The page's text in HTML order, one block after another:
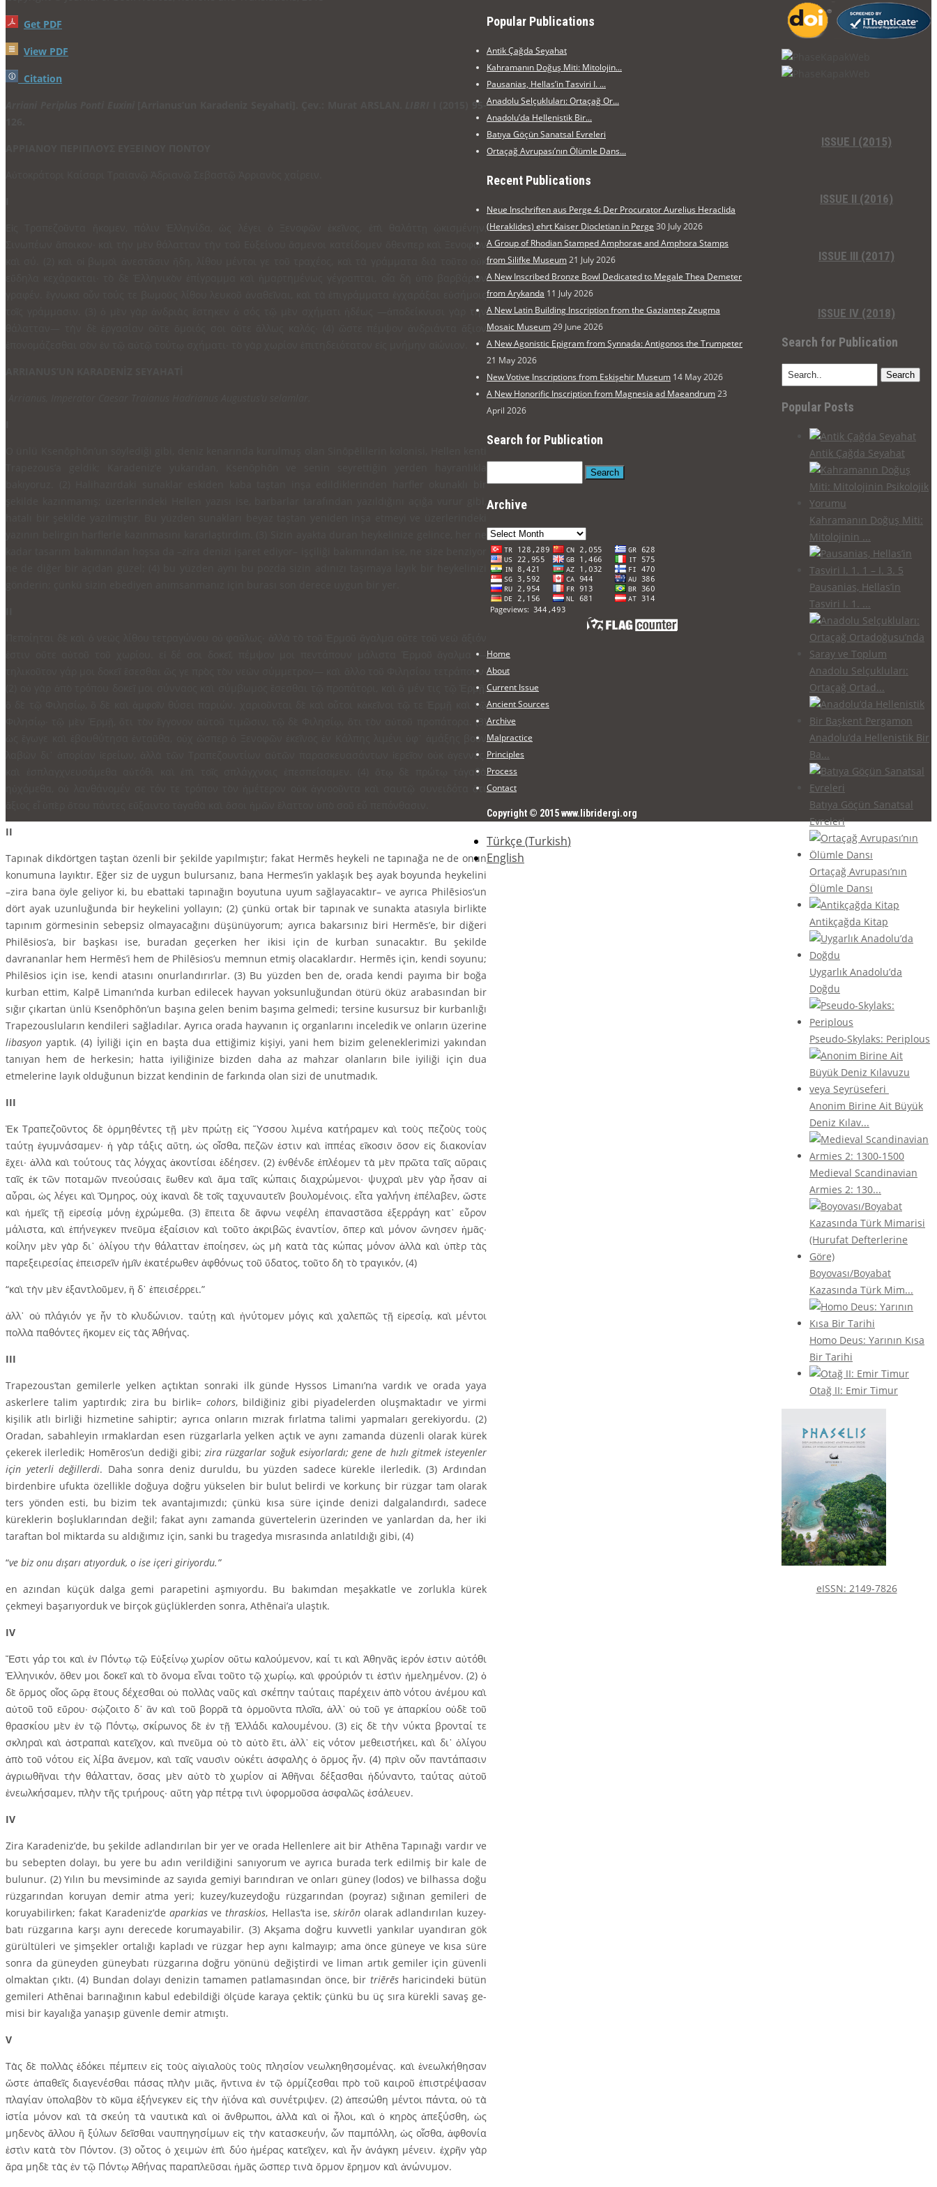
Get PDF
View PDF
Citation
I (2015) 95-
Σινωπέων ἄποικον∙ καὶ τὴν μὲν θάλατταν τὴν τοῦ Εὐξείνου ἄσμενοι κατείδομεν ὅθενπερ καὶ Ξενοφῶν
εὔδηλα κεχάρακται∙ τὸ δὲ Ἑλληνικὸν ἐπίγραμμα καὶ ἡμαρτη­μένως γέγραπται, οἷα δὴ ὑπὸ βαρβάρων
τοῖς γράμμασιν. (3) ὁ μὲν γὰρ ἀνδριὰς ἕστηκεν ὁ σός τῷ μὲν σχήματι ἡδέως —ἀποδείκνυσι γὰρ τὴν
ἐστιν οὔτε αὐτοῦ τοῦ χωρίου. εἰ δέ σοι δοκεῖ, πέμψον μοι πεντάπουν μάλιστα Ἑρμοῦ ἄγαλμα —
τηλικοῦτον γάρ μοι δοκεῖ ἔσεσθαι ὥς γε πρὸς τὸν νεὼν σύμμετρον— καὶ ἄλλο τοῦ Φιλησίου τετράπουν∙
(2) οὐ γὰρ ἀπὸ τρόπου δοκεῖ μοι σύνναος καὶ σύμβωμος ἔσεσθαι τῷ προπάτορι, καὶ ὃ μέν τις τῷ Ἑρμῇ,
ὃ δὲ τῷ Φιλησίῳ, ὃ δὲ καὶ ἀμφοῖν θύσει παριών. χαριοῦνται δὲ καὶ οὗτοι κἀκεῖνοι τῷ τε Ἑρμῇ καὶ τῷ
Φιλησίῳ∙ τῷ μὲν Ἑρμῇ, ὅτι τὸν ἔγγονον αὐτοῦ τιμῶσιν, τῷ δὲ Φιλησίῳ, ὅτι τὸν αὐτοῦ προπάτορα. (3)
ὡς ἔγωγε καὶ ἐβουθύτησα ἐνταῦθα, οὐχ ὥσπερ ὁ Ξενοφῶν ἐκεῖνος ἐν Κάλπης λιμένι ὑφ᾽ ἁμάξης βοῦν
λαβὼν δι᾽ ἀπορίαν ἱερείων, ἀλλὰ τῶν Τραπεζουντίων αὐτῶν παρασκευασάντων ἱερεῖον οὐκ ἀγεννές.
καὶ ἐσπλαγχνευσάμεθα αὐτόθι καὶ ἐπὶ τοῖς σπλάγχνοις ἐπεσπείσαμεν. (4) ὅτῳ δὲ πρώτῳ τἀγαθὰ
ηὐχόμεθα, οὐ λανθάνομέν σε τόν τε τρόπον τὸν ἡμέτερον οὐκ ἀγνοοῦντα καὶ σαυτῷ συνειδότα ὅτι
II
Tapınak dikdörtgen taştan özenli bir şekilde yapılmıştır; fakat Hermēs heykeli ne tapınağa ne de onun
konumuna layıktır. Eğer siz de uygun bulursanız, bana Hermes’in yaklaşık beş ayak bo­yunda heykelini
–zira bana öyle geliyor ki, bu ebattaki tapınağın boyutuna uyum sağlayacaktır– ve ay­rıca Philēsios’un
dört ayak uzunlu­ğunda bir heykelini yollayın; (2) çünkü ortak bir tapınak ve sunakta atasıyla birlikte
tapınım görmesinin sebepsiz olmayacağını düşünüyorum; ayrıca bakar­sınız biri Hermēs’e, bir diğeri
Philēsios’a, bir başkası ise, buradan geçerken her ikisi için de kurban sunacaktır. Bu şekilde
davrananlar hem Hermēs’i hem de Philēsios’u memnun etmiş olacaklardır. Hermēs için, kendi soyunu;
Philēsios için ise, kendi atasını onurlandırırlar. (3) Bu yüzden ben de, orada kendi payıma bir boğa
kurban ettim, Kalpē Limanı’nda kurban edilecek hayvan yoksunluğundan ötürü öküz arabasından bir
sığır çıkartan ünlü Ksenōphōn’un başına gelen benim başıma gelmedi; tersine kusursuz bir kurbanlığı
Trape­zousluların kendileri sağladılar. Ayrıca orada hayva­nın iç organlarını inceledik ve onların üzerine
libasyon yaptık. (4) İyiliği için en başta dua ettiğimiz ki­şiyi, yani hem bizim geleneklerimizi yakından
tanıyan hem de herkesin; hatta iyiliğinize bizden daha az mahzar olanların bile iyiliği için dua
etmelerine layık olduğunun bizzat kendinin de farkında olan sizi de unut­madık.
ΙΙΙ
Ἐκ Τραπεζοῦντος δὲ ὁρμηθέντες τῇ μὲν πρώτῃ εἰς Ὕσσου λιμένα κατήραμεν καὶ τοὺς πεζοὺς τοὺς
ταύτῃ ἐγυμνάσαμεν∙ ἡ γὰρ τάξις αὕτη, ὡς οἶσθα, πεζῶν ἐστιν καὶ ἱππέας εἴκοσιν ὅσον εἰς διακονίαν
ἔχει∙ ἀλλὰ καὶ τούτους τὰς λόγχας ἀκοντίσαι ἐδέησεν. (2) ἐνθένδε ἐπλέομεν τὰ μὲν πρῶτα ταῖς αὔραις
ταῖς ἐκ τῶν ποταμῶν πνεούσαις ἕωθεν καὶ ἅμα ταῖς κώπαις διαχρώμενοι∙ ψυχραὶ μὲν γὰρ ἦσαν αἱ
αὖραι, ὡς λέγει καὶ Ὅμηρος, οὐχ ἱκαναὶ δὲ τοῖς ταχυναυτεῖν βουλομένοις. εἶτα γαλήνη ἐπέλαβεν, ὥστε
καὶ ἡμεῖς τῇ εἰρεσίᾳ μόνῃ ἐχρώμεθα. (3) ἔπειτα δὲ ἄφνω νεφέλη ἐπαναστᾶσα ἐξερράγη κατ᾽ εὖρον
μάλιστα, καὶ ἐπή­νεγκεν πνεῦμα ἐξαίσιον καὶ τοῦτο ἀκριβῶς ἐναντίον, ὅπερ καὶ μόνον ὤνησεν ἡμᾶς∙
κοίλην μὲν γὰρ δι᾽ ὀλίγου τὴν θάλατταν ἐποίησεν, ὡς μὴ κατὰ τὰς κώπας μόνον ἀλλὰ καὶ ὑπὲρ τὰς
παρεξειρεσίας ἐπεισρεῖν ἡμῖν ἐκατέρωθεν ἀφθόνως τοῦ ὕδατος, τοῦτο δὴ τὸ τραγικόν, (4)
“καὶ τὴν μὲν ἐξαντλοῦμεν, ἣ δ᾽ ἐπεισέρρει.”
ἀλλ᾽ οὐ πλάγιόν γε ἦν τὸ κλυδώνιον. ταύτῃ καὶ ἠνύτομεν μόγις καὶ χαλεπῶς τῇ εἰρεσίᾳ, καὶ μέντοι
πολλὰ παθόν­τες ἥκομεν εἰς τὰς Ἀθήνας.
III
Trapezous’tan gemilerle yelken açtıktan sonraki ilk günde Hyssos Limanı’na vardık ve orada yaya
askerlere talim yaptırdık; zira bu birlik= cohors, bildiğiniz gibi piyadelerden oluşmaktadır ve yirmi
kişilik atlı birliği hizmetine sahiptir; ayrıca onların mızrak fırlatma talimi yapmaları gerekiyordu. (2)
Oradan, sabahleyin ırmaklardan esen rüzgarlarla yelken açtık ve aynı zamanda düzenli olarak kürek
çekerek ilerledik; Homēros’un dediği gibi;zira rüzgarlar soğuk esiyorlardı; gene de hızlı gitmek isteyenler
için yeterli değillerdi. Daha sonra deniz duruldu, bu yüzden sadece kürekle ilerledik. (3) Ardından
birdenbire ufukta özellikle doğuya doğru yükselen bir bulut belirdi ve korkunç bir rüzgar tam olarak
ters yönden esti, bu bizim tek avantajımızdı; çünkü kısa süre içinde denizi dalgalandırdı, sadece
küreklerin boşluklarından değil; fakat aynı zamanda güvertelerin üzerinden ve yanlar­dan da, her iki
taraftan bol miktarda su aldığımız için, sanki bu tragedya mısrasında anlatıldığı gibi, (4)
“ve biz onu dışarı atıyorduk, o ise içeri giriyordu.”
en azından küçük dalga gemi parapetini aşmıyordu. Bu bakımdan meşakkatle ve zorlukla kürek
çekmeyi ba­şarıyorduk ve birçok güçlüklerden sonra, Athēnai’a ulaş­tık.
ΙV
Ἔστι γάρ τοι καὶ ἐν Πόντῳ τῷ Εὐξείνῳ χωρίον οὕτω καλούμενον, καί τι καὶ Ἀθηνᾶς ἱερόν ἐστιν αὐτόθι
Ἑλληνικόν, ὅθεν μοι δοκεῖ καὶ τὸ ὄνομα εἶναι τοῦτο τῷ χωρίῳ, καὶ φρούριόν τι ἐστὶν ἠμελημένον. (2) ὁ
δὲ ὅρμος οἷος ὥρᾳ ἔτους δέχεσθαι οὐ πολλὰς ναῦς καὶ σκέπην ταύ­ταις παρέχειν ἀπὸ νότου ἀνέμου καὶ
αὐτοῦ τοῦ εὔρου∙ σῴζοιτο δ᾽ ἂν καὶ τοῦ βορρᾶ τὰ ὁρμοῦντα πλοῖα, ἀλλ᾿ οὐ τοῦ γε ἀπαρκίου οὐδὲ τοῦ
θρασκίου μὲν ἐν τῷ Πόντῳ, σκίρωνος δὲ ἐν τῇ Ἑλλάδι καλουμένου. (3) εἰς δὲ τὴν νύκτα βρονταί τε
σκληραὶ καὶ ἀστραπαὶ κατεῖχον, καὶ πνεῦμα οὐ τὸ αὐτὸ ἔτι, ἀλλ᾿ εἰς νότον μεθειστήκει, καὶ δι᾽ ὀλίγου
ἀπὸ τοῦ νότου εἰς λίβα ἄνεμον, καὶ ταῖς ναυσὶν οὐκέτι ἀσφαλὴς ὁ ὅρμος ἦν. (4) πρὶν οὖν παντάπασιν
ἀγριωθῆναι τὴν θάλατταν, ὅσας μὲν αὐτὸ τὸ χωρίον αἱ Ἀθῆναι δέξασθαι ἠδύναντο, ταύτας αὐτοῦ
ἐνεωλκήσαμεν, πλὴν τῆς τριήρους∙ αὕτη γὰρ πέτρᾳ τινὶ ὑφορμοῦσα ἀσφαλῶς ἐσάλευεν.
IV
Zira Karadeniz’de, bu şekilde adlandırılan bir yer ve orada Hellenlere ait bir Athēna Tapınağı vardır ve
bu sebepten dolayı, bu yere bu adın verildiğini sanıyorum ve ayrıca bu­rada terk edilmiş bir kale de
bulunur. (2) Yılın bu mev­si­minde az sayıda gemiyi barındıran ve onları güney (lodos) ve bilhassa doğu
rüzgarından koruyan demir atma yeri; ku­zey/kuzeydoğu rüzgarından (poyraz) sığınan ge­mileri de
koruyabilirken; fakat Karadeniz’deaparkias vethraskios, Hellas’ta ise, skirōnolarak adlandırılan kuzey­
batı rüzgarına karşı aynı derecede korumayabilir. (3) Ak­şama doğru kuvvetli yankılar uyandıran gök
gürültüleri ve şimşekler ortalığı kapladı ve rüzgar hep aynı kalmayıp; ama önce güneye ve kısa süre
sonra da güneyden güney­batı rüzgarına doğru yönünü değiştirdi ve liman artık gemiler için güvenli
olmaktan çıktı. (4) Bundan dolayı denizin tamamen patlamasından önce, bir triērēsharicin­deki bütün
gemileri Athēnai barınağının kabul ede­bildiği ölçüde karaya çektik; çünkü bu üç sıra kürekli savaş ge­
misi bir kayalığa yanaşıp güvenle demir atmıştı.
V
Τὰς δὲ πολλὰς ἐδόκει πέμπειν εἰς τοὺς αἰγιαλοὺς τοὺς πλησίον νεωλκηθησομένας. καὶ ἐνεωλκήθησαν
ὥστε ἀπαθεῖς διαγενέσθαι πάσας πλὴν μιᾶς, ἥντινα ἐν τῷ ὁρμίζεσθαι πρὸ τοῦ καιροῦ ἐπιστρέψασαν
πλαγίαν ὑπολαβὸν τὸ κῦμα ἐξήνεγκεν εἰς τὴν ἠϊόνα καὶ συνέτριψεν. (2) ἀπεσώθη μέντοι πάντα, οὐ τὰ
ἱστία μόνον καὶ τὰ σκεύη τὰ ναυτικὰ καὶ οἱ ἄνθρωποι, ἀλλὰ καὶ οἱ ἧλοι, καὶ ὁ κηρὸς ἀπεξύσθη, ὡς
μηδενὸς ἄλλου ἢ ξύλων δεῖσθαι ναυπηγησίμων εἰς τὴν κατασκευήν, ὧν παμπόλλη, ὡς οἶσθα, ἀφθονία
ἐστὶν κατὰ τὸν Πόντον. (3) οὗτος ὁ χειμὼν ἐπὶ δύο ἡμέρας κατεῖχεν, καὶ ἦν ἀνάγκη μένειν. ἐχρῆν γὰρ
ἄρα μηδὲ τὰς ἐν τῷ Πόντῳ Ἀθήνας παραπλεῦσαι ἡμᾶς ὥσπερ τινὰ ὅρμον ἔρημον καὶ ἀνώνυμον.
ISSUE I (2015)
ISSUE II (2016)
ISSUE III (2017)
ISSUE IV (2018)
Search for Publication
Search
Popular Posts
Antik Çağda Seyahat
Kahramanın Doğuş Miti:
Mitolojinin ...
Pausanias, Hellas’in
Tasviri I. 1. ...
Anadolu Selçukluları:
Ortaçağ Ortad...
Anadolu’da Hellenistik Bir
Ba...
Batıya Göçün Sanatsal
Evreleri
Ortaçağ Avrupası’nın
Ölümle Dansı
Antikçağda Kitap
Uygarlık Anadolu’da
Doğdu
Pseudo-Skylaks: Periplous
Anonim Birine Ait Büyük
Deniz Kılav...
Medieval Scandinavian
Armies 2: 130...
Boyovası/Boyabat
Kazasında Türk Mim...
Homo Deus: Yarının Kısa
Bir Tarihi
Otağ II: Emir Timur
eISSN: 2149-7826
Popular Publications
Antik Çağda Seyahat
Kahramanın Doğuş Miti: Mitolojin...
Pausanias, Hellas’in Tasviri I. ...
Anadolu Selçukluları: Ortaçağ Or...
Anadolu’da Hellenistik Bir...
Batıya Göçün Sanatsal Evreleri
Ortaçağ Avrupası’nın Ölümle Dans...
Recent Publications
Neue Inschriften aus Perge 4: Der Procurator Aurelius Heraclida
(Heraklides) ehrt Kaiser Diocletian in Perge 30 July 2026
A Group of Rhodian Stamped Amphorae and Amphora Stamps
from Silifke Museum21 July 2026
A New Inscribed Bronze Bowl Dedicated to Megale Thea Demeter
from Arykanda 11 July 2026
A New Latin Building Inscription from the Gaziantep Zeugma
Mosaic Museum29 June 2026
A New Agonistic Epigram from Synnada: Antigonos the Trumpeter
21 May 2026
New Votive Inscriptions from Eskişehir Museum 14 May 2026
A New Honorific Inscription from Magnesia ad Maeandrum23
April 2026
Search for Publication
Search
Archive
Archive
Home
About
Current Issue
Ancient Sources
Archive
Malpractice
Principles
Process
Contact
Copyright © 2015 www.libridergi.org
Türkçe(Turkish)
English